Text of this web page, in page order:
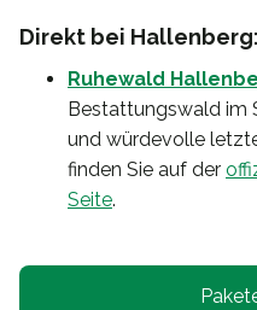
Direkt bei Hallenberg:
Ruhewald
Bestattungswald im
und würdevolle
finden Sie auf der
Seite.